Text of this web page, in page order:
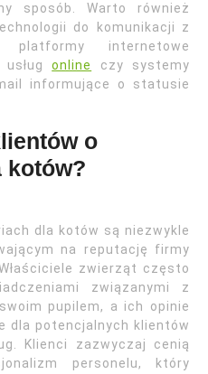
sposób. Warto również
do komunikacji z
internetowe
usługonline
czy systemy
informujące o statusie
o
kotów?
dla kotów są niezwykle
na reputację firmy
zwierząt często
związanymi z
pupilem, a ich opinie
dla potencjalnych klientów
Klienci zazwyczaj cenią
personelu, który